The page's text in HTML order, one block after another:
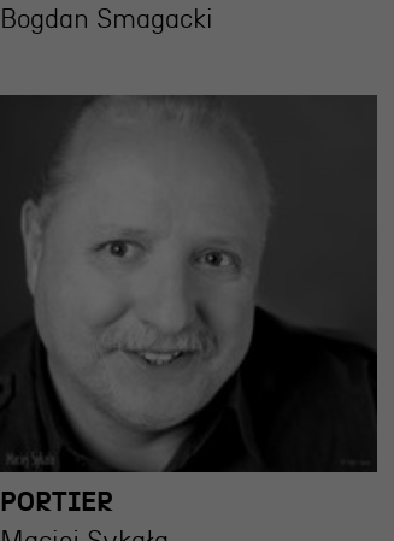
Bogdan Smagacki
PORTIER